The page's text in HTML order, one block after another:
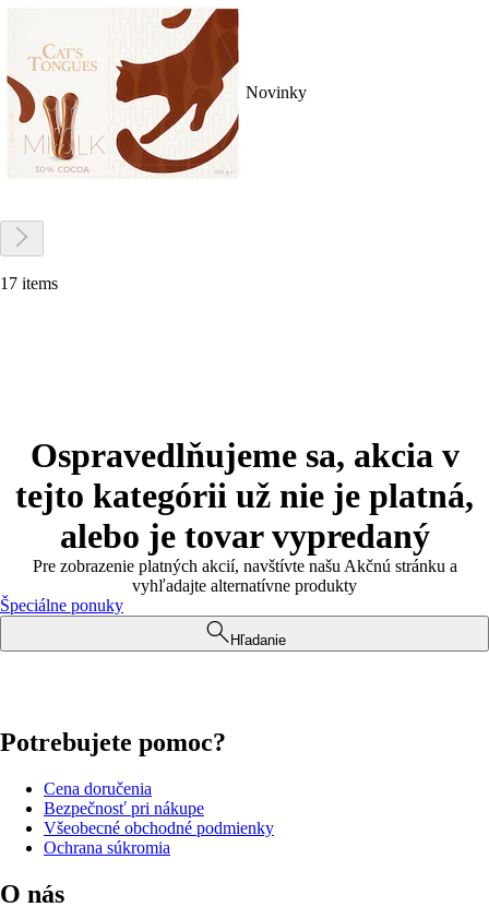
Novinky
17 items
Ospravedlňujeme sa, akcia v
tejto kategórii už nie je platná,
alebo je tovar vypredaný
Pre zobrazenie platných akcií, navštívte našu Akčnú stránku a
vyhľadajte alternatívne produkty
Špeciálne ponuky
Hľadanie
Potrebujete pomoc?
Cena doručenia
Bezpečnosť pri nákupe
Všeobecné obchodné podmienky
Ochrana súkromia
O nás